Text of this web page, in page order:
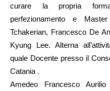
curare la propria
perfezionamento e
Tchakerian, Francesco De
Kyung Lee. Alterna
quale Docente presso il
Catania .
Amedeo Francesco